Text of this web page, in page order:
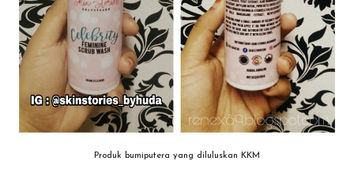
Produk bumiputera yang diluluskan KKM